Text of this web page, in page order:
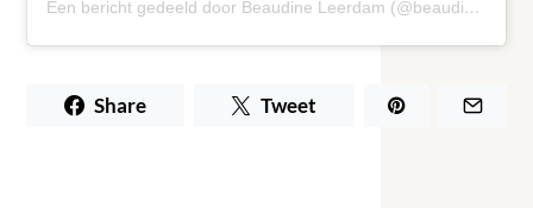
Een bericht gedeeld door Beaudine Leerdam (@beaudineleerdam)
Share Tweet